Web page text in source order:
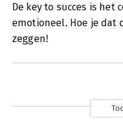
De key to succes is het
emotioneel. Hoe je dat
zeggen!